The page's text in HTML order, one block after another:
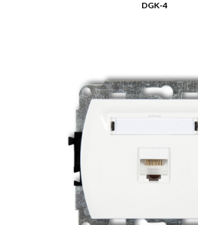
DGK-4